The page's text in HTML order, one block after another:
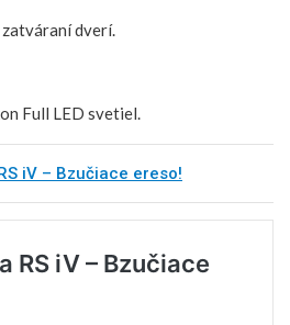
dverí.
Full LED svetiel.
iV – Bzučiace ereso!